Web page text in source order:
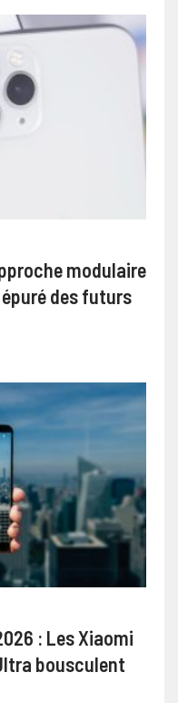
modulaire
des futurs
: Les Xiaomi
bousculent